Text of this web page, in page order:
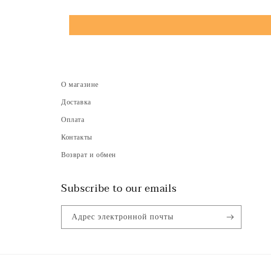
О магазине
Доставка
Оплата
Контакты
Возврат и обмен
Subscribe to our emails
Адрес электронной почты